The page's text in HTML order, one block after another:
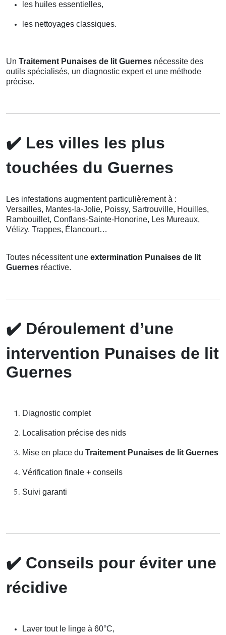
les huiles essentielles,
les nettoyages classiques.
Un Traitement Punaises de lit Guernes nécessite des
outils spécialisés, un diagnostic expert et une méthode
précise.
✔️ Les villes les plus
touchées du Guernes
Les infestations augmentent particulièrement à :
Versailles, Mantes-la-Jolie, Poissy, Sartrouville, Houilles,
Rambouillet, Conflans-Sainte-Honorine, Les Mureaux,
Vélizy, Trappes, Élancourt…
Toutes nécessitent une extermination Punaises de lit
Guernes réactive.
✔️ Déroulement d’une
intervention Punaises de lit
Guernes
Diagnostic complet
Localisation précise des nids
Mise en place du Traitement Punaises de lit Guernes
Vérification finale + conseils
Suivi garanti
✔️ Conseils pour éviter une
récidive
Laver tout le linge à 60°C,